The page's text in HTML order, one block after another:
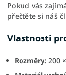
Pokud vás
přečtěte si náš
Vlastnosti
Rozměry: 200